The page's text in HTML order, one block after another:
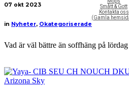
Smått & Gott
Kontakta oss
(Gamla
07 okt 2023
in Nyheter, Okategoriserade
Vad är väl bättre än soffhäng på